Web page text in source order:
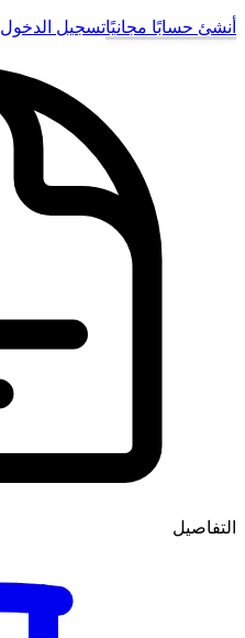
أنشئ حسابًا مجانيًاتسجيل الدخول
التفاصيل